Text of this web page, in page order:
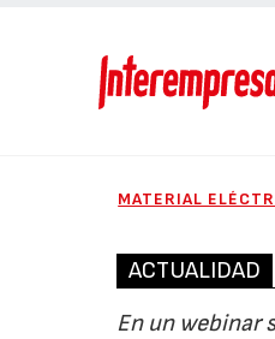
MATERIAL
ACTUALIDAD
En un webinar